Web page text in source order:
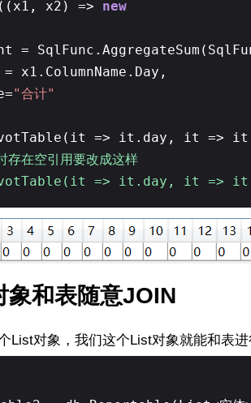
x2) => new
=
x1.ColumnName.Day,
"合计"
=> it.day, it =>
在空引用要改成这样
=> it.day, it =>
象和表随意JOIN
List对象，我们这个List对象就能和表